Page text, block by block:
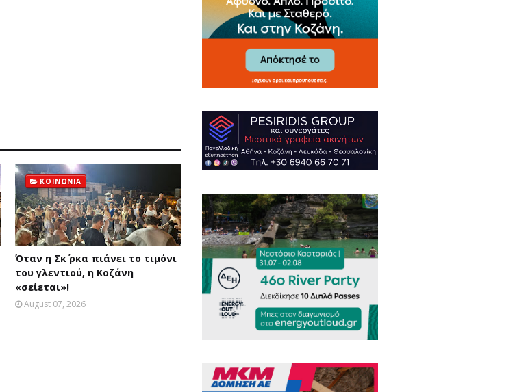
ΚΟΙΝΩΝΙΑ
Όταν η Σκ΄ ρκα πιάνει το τιμόνι
του γλεντιού, η Κοζάνη
«σείεται»!
August 07, 2026